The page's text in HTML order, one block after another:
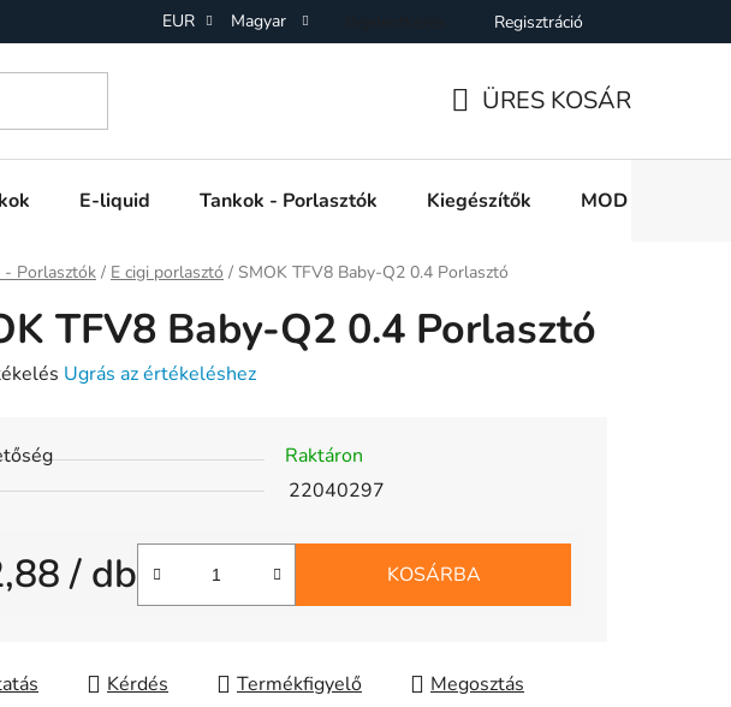
Üzleti feltételek (ÁSZF) Adatkezelési Tájékoztató Elállás a Vásárlástol
EUR Magyar Regisztráció
ÜRES KOSÁR
E-liquid Tankok - Porlasztók Kiegészítők MOD e cigi
- Porlasztók / E cigi porlasztó / SMOK TFV8 Baby-Q2 0.4 Porlasztó
TFV8 Baby-Q2 0.4 Porlasztó
Ugrás az értékeléshez
Raktáron
22040297
/ db KOSÁRBA
Kérdés Megosztás